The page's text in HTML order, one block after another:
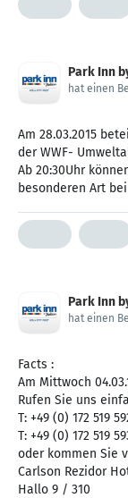
Park Inn
hat einen
Am 28.03.2015
der WWF-
Ab 20:30Uhr
besonderen Art
Park Inn
hat einen
Facts :
Am Mittwoch
Rufen Sie uns
T: +49 (0) 172 519
T: +49 (0) 172 519
oder kommen Sie
Carlson Rezidor
Hallo 9 / 310